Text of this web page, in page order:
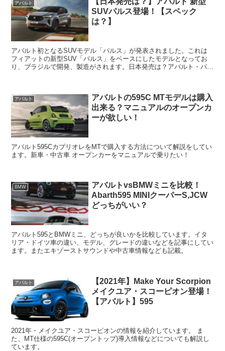
アバルト
SUVパルス登場！【スペック
は？】
アバルト初となるSUVモデル「パルス」が発表されました。これは
フィアットの新型SUV「パルス」をベースにしたモデルとなってお
り、ブラジルで開発、製造がされます。日本発売は？アバルト・パル
アバルト
アバルトの595C MTモデルは購入
出来る？マニュアルのオープンカ
ーが欲しい！
アバルト595CカブリオレをMTで購入する方法について解説をしてい
ます。新車・中古車 オープンカーをマニュアルで乗りたい！
BMW
アバルトvsBMWミニを比較！
Abarth595 MINIクーパーS,JCW
どっちがいい？
アバルト595とBMWミニ、どっちが良いかを比較しています。イタ
リア・ドイツ車の違い、モデル、グレードの違いなどを記事にしてい
ます。またエキゾーストサウンドや中古車情報なども記載。
アバルト
【2021年】Make Your Scorpion
メイクユア・スコーピオン登場！
【アバルト】595
2021年・メイクユア・スコーピオンの情報を紹介しています。 ま
た、MT仕様の595C(オープントップ)導入情報などについても解説し
ています。